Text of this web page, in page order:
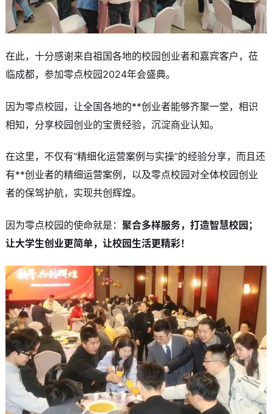
在此，十分感谢来自祖国各地的校园创业者和嘉宾客户，莅
临成都，参加零点校园2024年会盛典。
因为零点校园，让全国各地的**创业者能够齐聚一堂，相识
相知，分享校园创业的宝贵经验，沉淀商业认知。
在这里，不仅有“精细化运营案例与实操”的经验分享，而且还
有**创业者的精细运营案例，以及零点校园对全体校园创业
者的保驾护航，实现共创辉煌。
因为零点校园的使命就是： 聚合多样服务，打造智慧校园；
让大学生创业更简单，让校园生活更精彩！